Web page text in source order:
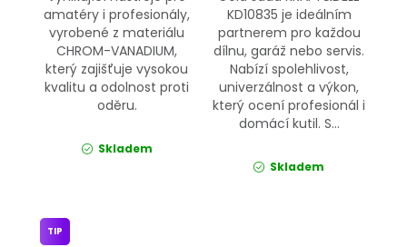
amatéry i profesionály,
vyrobené z materiálu
CHROM-VANADIUM,
který zajišťuje vysokou
kvalitu a odolnost proti
oděru.
Skladem
KD10835 je ideálním
partnerem pro každou
dílnu, garáž nebo servis.
Nabízí spolehlivost,
univerzálnost a výkon,
který ocení profesionál i
domácí kutil. S...
Skladem
TIP